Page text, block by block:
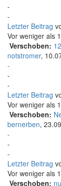
-
-
Letzter Beitrag
Vor weniger als
Verschoben:
notstromer,
-
-
-
Letzter Beitrag
Vor weniger als
Verschoben:
bernerben,
-
-
-
Letzter Beitrag
Vor weniger als
Verschoben: